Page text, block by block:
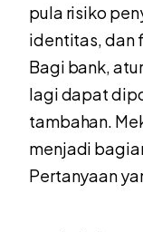
pula risiko
identitas, dan
Bagi bank,
lagi dapat
tambahan.
menjadi
Pertanyaan